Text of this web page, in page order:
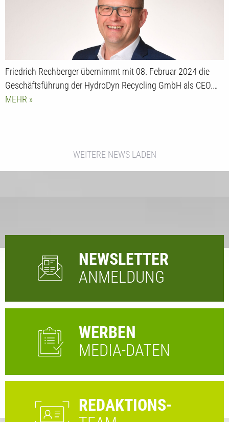
Friedrich Rechberger übernimmt mit 08. Februar 2024 die
Geschäftsführung der HydroDyn Recycling GmbH als CEO.…
MEHR
WEITERE NEWS LADEN
NEWSLETTER
ANMELDUNG
WERBEN
MEDIA-DATEN
REDAKTIONS-